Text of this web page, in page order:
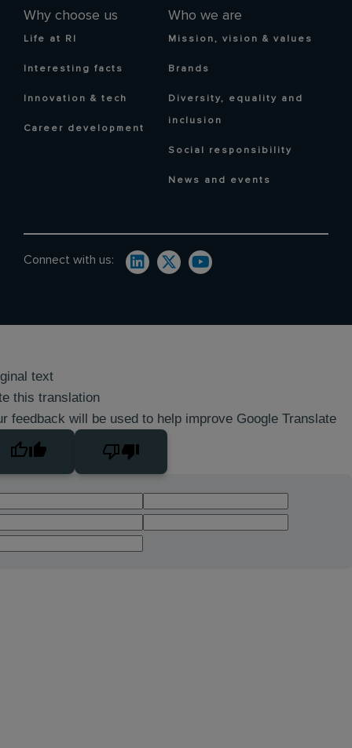
Why choose us
Life at RI
Interesting facts
Innovation & tech
Career development
Who we are
Mission, vision & values
Brands
Diversity, equality and
inclusion
Social responsibility
News and events
Connect with us:
text
this translation
feedback will be used to help improve Google Translate